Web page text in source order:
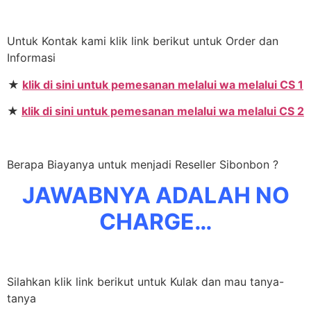
Untuk Kontak kami klik link berikut untuk Order dan
Informasi
★ klik di sini untuk pemesanan melalui wa melalui CS 1
★ klik di sini untuk pemesanan melalui wa melalui CS 2
Berapa Biayanya untuk menjadi Reseller Sibonbon ?
JAWABNYA ADALAH NO
CHARGE…
Silahkan klik link berikut untuk Kulak dan mau tanya-
tanya